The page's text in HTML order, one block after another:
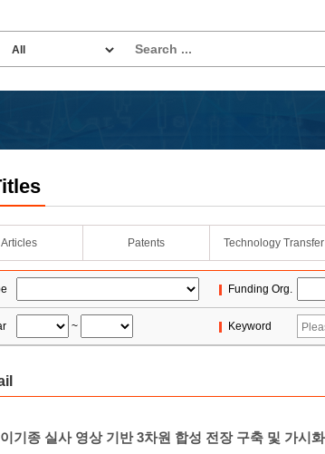
Articles Patents Technology Transfer
Funding Org.
~ Keyword
기종 실사 영상 기반 3차원 합성 전장 구축 및 가시